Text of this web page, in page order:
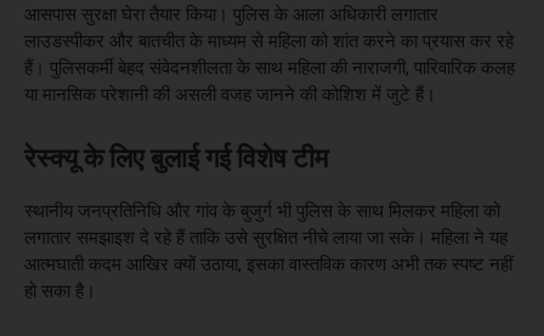
आसपास सुरक्षा घेरा तैयार किया। पुलिस के आला अधिकारी लगातार
लाउडस्पीकर और बातचीत के माध्यम से महिला को शांत करने का प्रयास कर रहे
हैं। पुलिसकर्मी बेहद संवेदनशीलता के साथ महिला की नाराजगी, पारिवारिक कलह
या मानसिक परेशानी की असली वजह जानने की कोशिश में जुटे हैं।
रेस्क्यू के लिए बुलाई गई विशेष टीम
स्थानीय जनप्रतिनिधि और गांव के बुजुर्ग भी पुलिस के साथ मिलकर महिला को
लगातार समझाइश दे रहे हैं ताकि उसे सुरक्षित नीचे लाया जा सके। महिला ने यह
आत्मघाती कदम आखिर क्यों उठाया, इसका वास्तविक कारण अभी तक स्पष्ट नहीं
हो सका है।